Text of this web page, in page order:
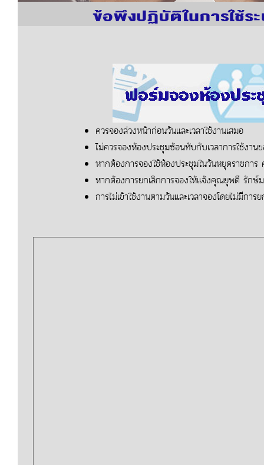
ควรจองล่วงหน้าก่อนวันและเวลาใช้งานเสมอ
ไม่ควรจองห้องประชุมซ้อนทับกับเวลาการใช้งา
หากต้องการจองใช้ห้องประชุมในวันหยุดราชกา
หากต้องการยกเลิกการจองให้แจ้งคุณยุพดี รักษ์
การไม่เข้าใช้งานตามวันและเวลาจองโดยไม่มีก